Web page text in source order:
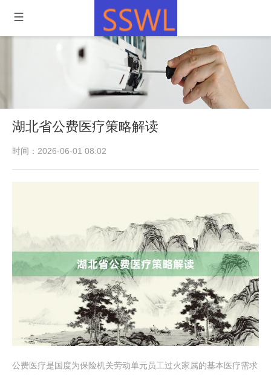
湖北省公费医疗策略解读
时间：2026-06-01 08:02
公费医疗是国度为保险机关劳动单元员工过火家属的基本医疗需求